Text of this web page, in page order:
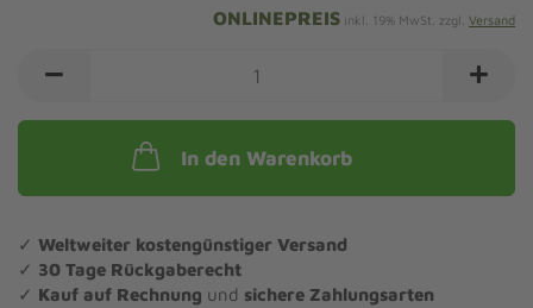
ONLINEPREIS inkl. 19% MwSt. zzgl. Versand
In den Warenkorb
✓ Weltweiter kostengünstiger Versand
✓ 30 Tage Rückgaberecht
✓ Kauf auf Rechnung und sichere Zahlungsarten